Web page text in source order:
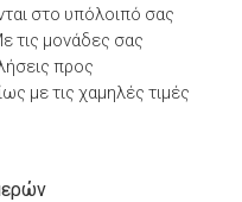
στο υπόλοιπό σας
τις μονάδες σας
προς
με τις χαμηλές τιμές